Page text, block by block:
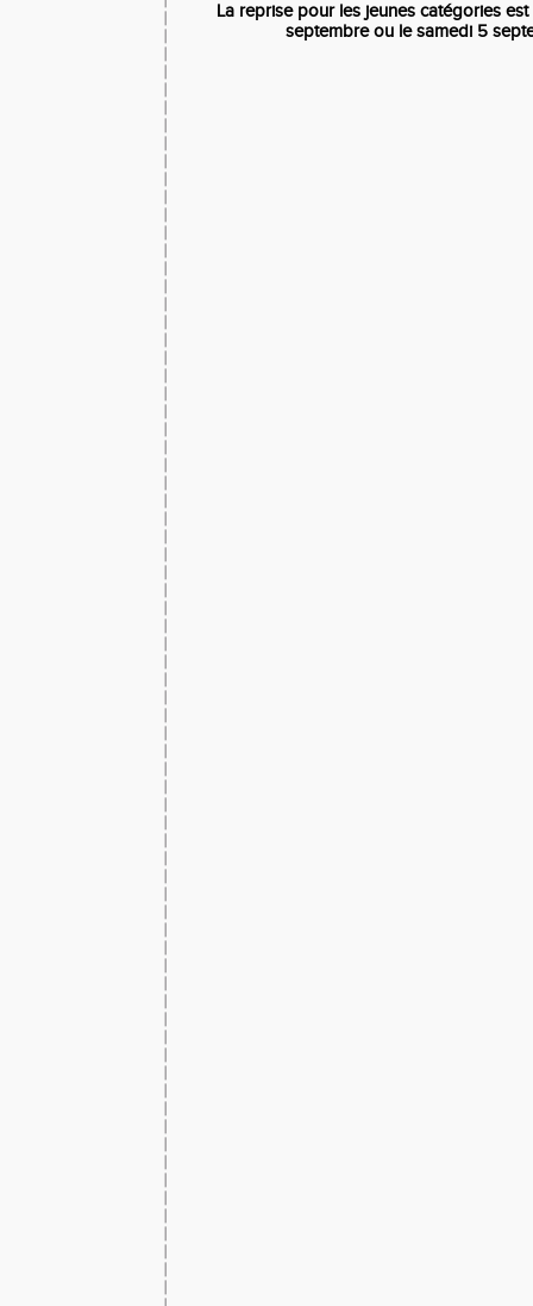
La reprise pour les jeunes catégories
septembre ou le samedi 5